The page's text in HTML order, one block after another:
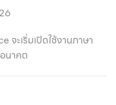
จะเริ่มเปิดใช้งานภาษา
นาคต